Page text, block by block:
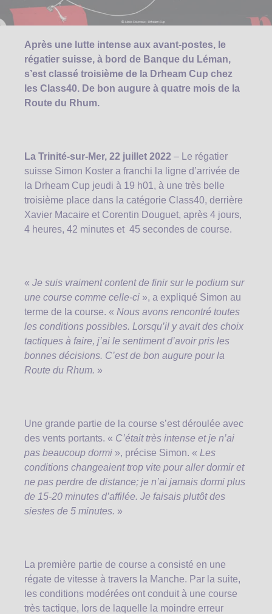
Après une lutte intense aux avant-postes, le
régatier suisse, à bord de Banque du Léman,
s’est classé troisième de la Drheam Cup chez
les Class40. De bon augure à quatre mois de la
Route du Rhum.
La Trinité-sur-Mer, 22 juillet 2022 – Le régatier
suisse Simon Koster a franchi la ligne d’arrivée de
la Drheam Cup jeudi à 19 h01, à une très belle
troisième place dans la catégorie Class40, derrière
Xavier Macaire et Corentin Douguet, après 4 jours,
4 heures, 42 minutes et 45 secondes de course.
« Je suis vraiment content de finir sur le podium sur
une course comme celle-ci », a expliqué Simon au
terme de la course. « Nous avons rencontré toutes
les conditions possibles. Lorsqu’il y avait des choix
tactiques à faire, j’ai le sentiment d’avoir pris les
bonnes décisions. C’est de bon augure pour la
Route du Rhum. »
Une grande partie de la course s’est déroulée avec
des vents portants. « C’était très intense et je n’ai
pas beaucoup dormi », précise Simon. « Les
conditions changeaient trop vite pour aller dormir et
ne pas perdre de distance; je n’ai jamais dormi plus
de 15-20 minutes d’affilée. Je faisais plutôt des
siestes de 5 minutes. »
La première partie de course a consisté en une
régate de vitesse à travers la Manche. Par la suite,
les conditions modérées ont conduit à une course
très tactique, lors de laquelle la moindre erreur